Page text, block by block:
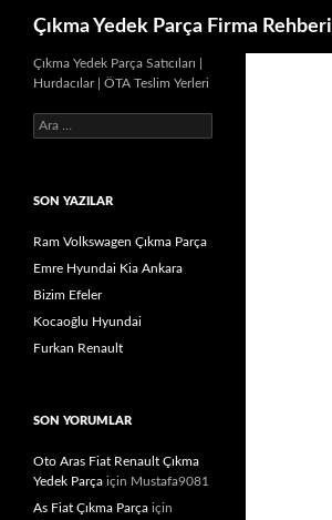
İçeriğe
Çıkma Yedek Parça Firma Rehberi
Çıkma Yedek Parça Satıcıları |
Hurdacılar | ÖTA Teslim Yerleri
Arama:
SON YAZILAR
Ram Volkswagen Çıkma Parça
Emre Hyundai Kia Ankara
Bizim Efeler
Kocaoğlu Hyundai
Furkan Renault
SON YORUMLAR
Oto Aras Fiat Renault Çıkma
Yedek Parça için Mustafa9081
As Fiat Çıkma Parça için